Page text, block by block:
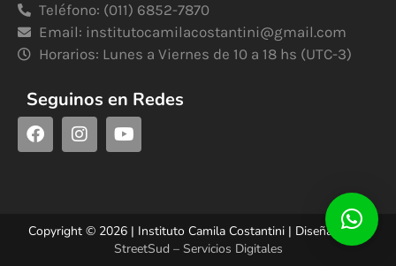
Teléfono: (011) 6852-7870
Email: institutocamilacostantini@gmail.com
Horarios: Lunes a Viernes de 10 a 18 hs (UTC-3)
Seguinos en Redes
Copyright © 2026 | Instituto Camila Costantini | Diseñado por
StreetSud – Servicios Digitales